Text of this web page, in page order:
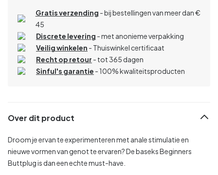
Gratis verzending - bij bestellingen van meer dan €
45
Discrete levering - met anonieme verpakking
Veilig winkelen - Thuiswinkel certificaat
Recht op retour - tot 365 dagen
Sinful's garantie - 100% kwaliteitsproducten
Over dit product
Droom je ervan te experimenteren met anale stimulatie en
nieuwe vormen van genot te ervaren? De baseks Beginners
Buttplug is dan een echte must-have.